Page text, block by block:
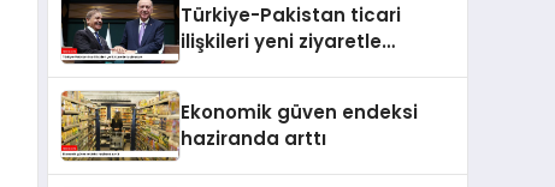
Türkiye-Pakistan ticari
ilişkileri yeni ziyaretle
Ekonomik güven endeksi
haziranda arttı